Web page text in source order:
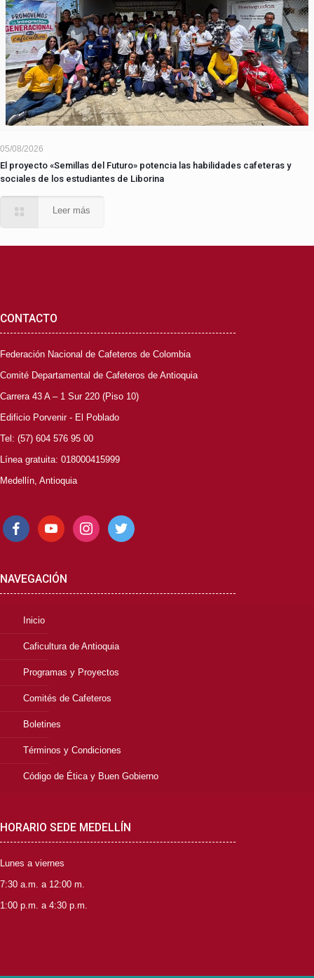
05/08/2026
El proyecto «Semillas del Futuro» potencia las habilidades cafeteras y
sociales de los estudiantes de Liborina
Leer más
CONTACTO
Federación Nacional de Cafeteros de Colombia
Comité Departamental de Cafeteros de Antioquia
Carrera 43 A – 1 Sur 220 (Piso 10)
Edificio Porvenir - El Poblado
Tel: (57) 604 576 95 00
Línea gratuita: 018000415999
Medellín, Antioquia
facebookyoutube instagramtwitter
NAVEGACIÓN
Inicio
Caficultura de Antioquia
Programas y Proyectos
Comités de Cafeteros
Boletines
Términos y Condiciones
Código de Ética y Buen Gobierno
HORARIO SEDE MEDELLÍN
Lunes a viernes
7:30 a.m. a 12:00 m.
1:00 p.m. a 4:30 p.m.